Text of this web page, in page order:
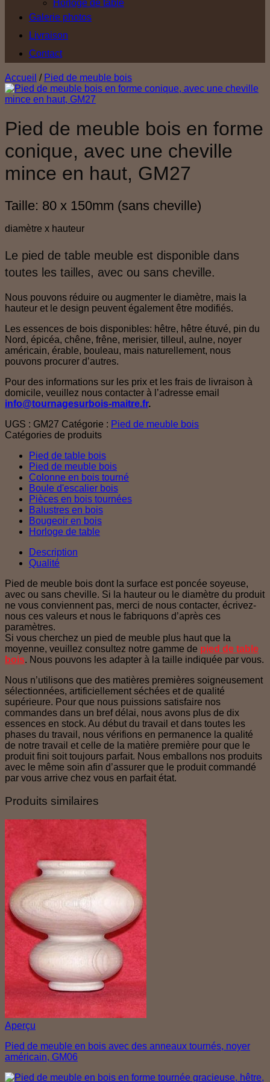
Horloge de table
Galerie photos
Livraison
Contact
Accueil / Pied de meuble bois
Pied de meuble bois en forme
conique, avec une cheville
mince en haut, GM27
Taille: 80 x 150mm (sans cheville)
diamètre x hauteur
Le pied de table meuble est disponible dans
toutes les tailles, avec ou sans cheville.
Nous pouvons réduire ou augmenter le diamètre, mais la
hauteur et le design peuvent également être modifiés.
Les essences de bois disponibles: hêtre, hêtre étuvé, pin du
Nord, épicéa, chêne, frêne, merisier, tilleul, aulne, noyer
américain, érable, bouleau, mais naturellement, nous
pouvons procurer d’autres.
Pour des informations sur les prix et les frais de livraison à
domicile, veuillez nous contacter à l’adresse email
info@tournagesurbois-maitre.fr.
UGS : GM27 Catégorie : Pied de meuble bois
Catégories de produits
Pied de table bois
Pied de meuble bois
Colonne en bois tourné
Boule d'escalier bois
Pièces en bois tournées
Balustres en bois
Bougeoir en bois
Horloge de table
Description
Qualité
Pied de meuble bois dont la surface est poncée soyeuse,
avec ou sans cheville. Si la hauteur ou le diamètre du produit
ne vous conviennent pas, merci de nous contacter, écrivez-
nous ces valeurs et nous le fabriquons d’après ces
paramètres.
Si vous cherchez un pied de meuble plus haut que la
moyenne, veuillez consultez notre gamme de pied de table
bois. Nous pouvons les adapter à la taille indiquée par vous.
Nous n’utilisons que des matières premières soigneusement
sélectionnées, artificiellement séchées et de qualité
supérieure. Pour que nous puissions satisfaire nos
commandes dans un bref délai, nous avons plus de dix
essences en stock. Au début du travail et dans toutes les
phases du travail, nous vérifions en permanence la qualité
de notre travail et celle de la matière première pour que le
produit fini soit toujours parfait. Nous emballons nos produits
avec le même soin afin d’assurer que le produit commandé
par vous arrive chez vous en parfait état.
Produits similaires
Aperçu
Pied de meuble en bois avec des anneaux tournés, noyer
américain, GM06